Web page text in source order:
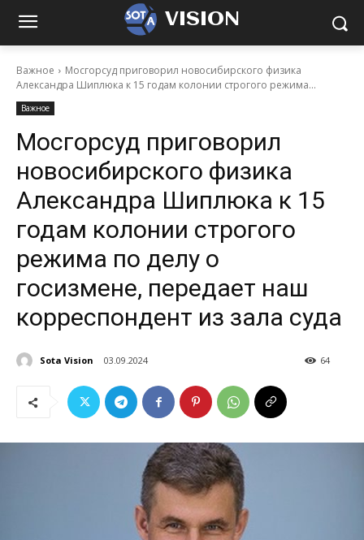
VISION
Важное
Мосгорсуд приговорил новосибирского физика
Александра Шиплюка к 15 годам колонии строгого режима...
Важное
Мосгорсуд приговорил
новосибирского физика
Александра Шиплюка к 15
годам колонии строгого
режима по делу о
госизмене, передает наш
корреспондент из зала суда
Sota Vision 03.09.2024 64